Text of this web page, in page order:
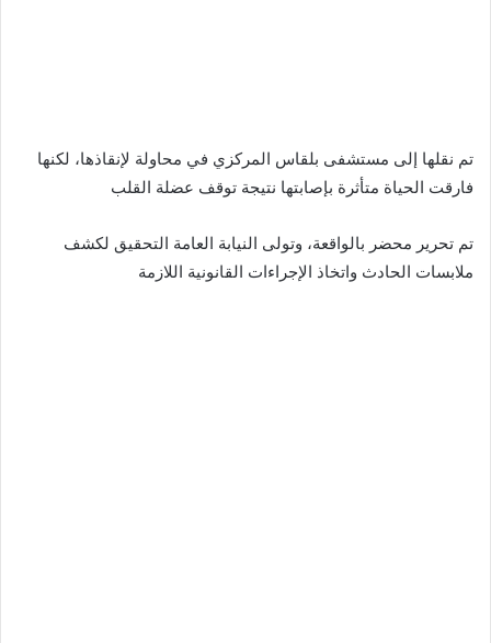
تم نقلها إلى مستشفى بلقاس المركزي في محاولة لإنقاذها، لكنها
فارقت الحياة متأثرة بإصابتها نتيجة توقف عضلة القلب
تم تحرير محضر بالواقعة، وتولى النيابة العامة التحقيق لكشف
ملابسات الحادث واتخاذ الإجراءات القانونية اللازمة